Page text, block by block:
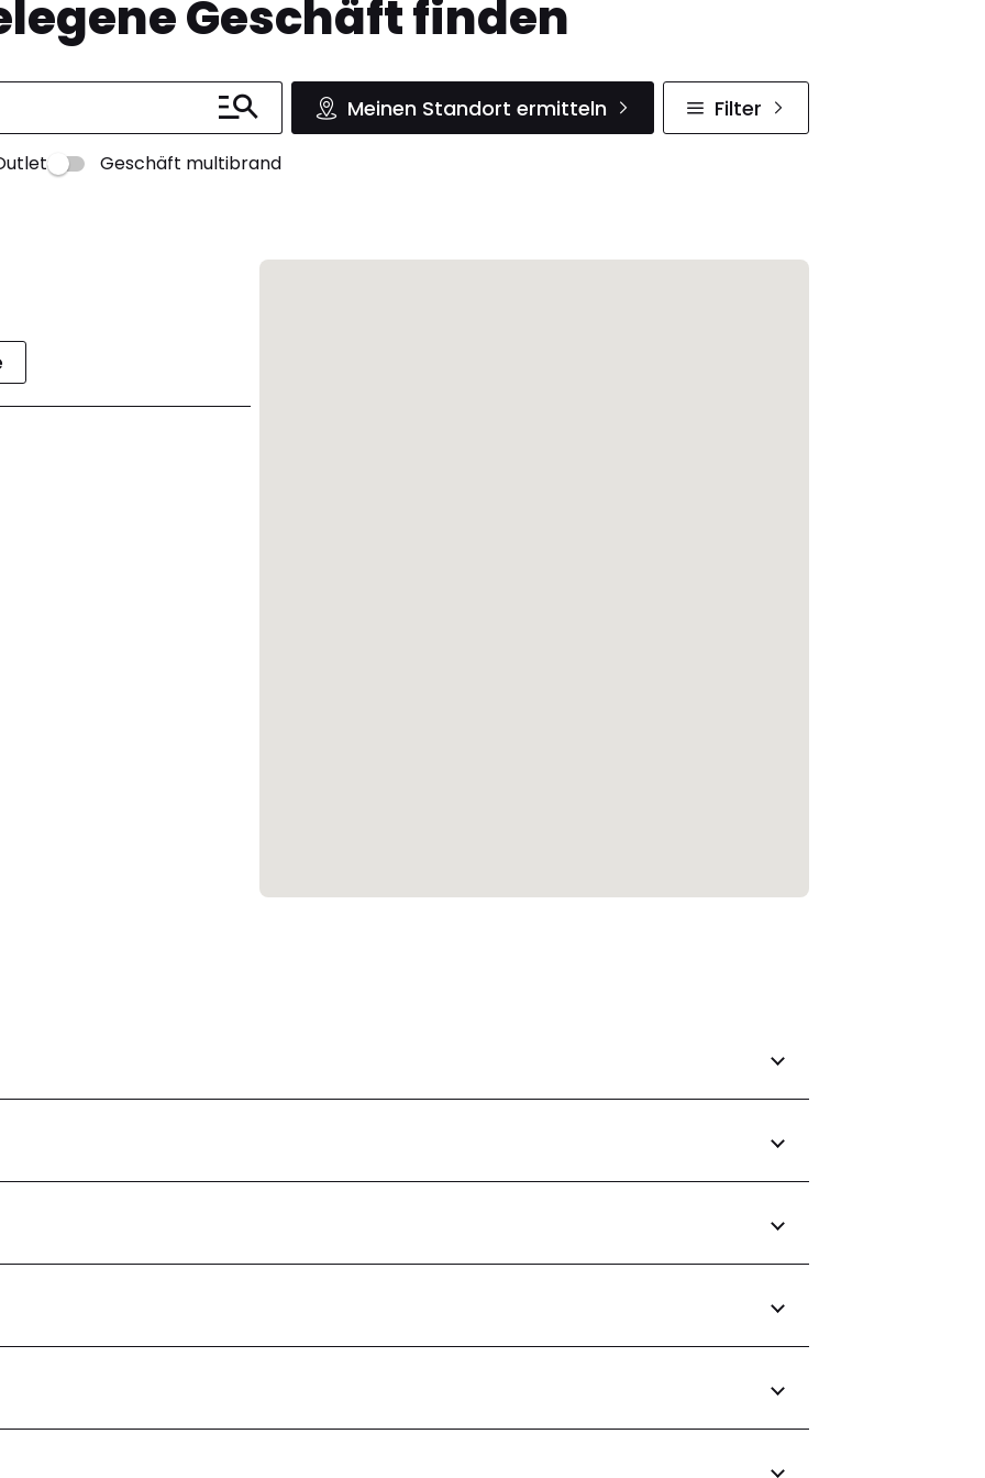
Geschäft finden
Meinen Standort ermitteln Filter
Geschäft multibrand
Tartu maakond